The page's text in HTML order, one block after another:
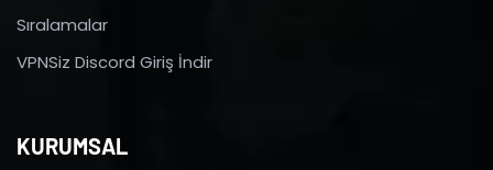
Sıralamalar
VPNSiz Discord Giriş İndir
KURUMSAL